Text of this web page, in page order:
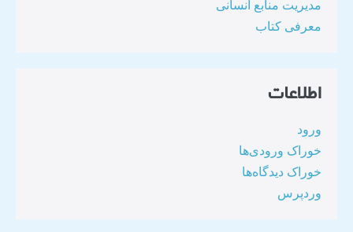
مدیریت منابع انسانی
معرفی کتاب
اطلاعات
ورود
خوراک ورودی‌ها
خوراک دیدگاه‌ها
وردپرس